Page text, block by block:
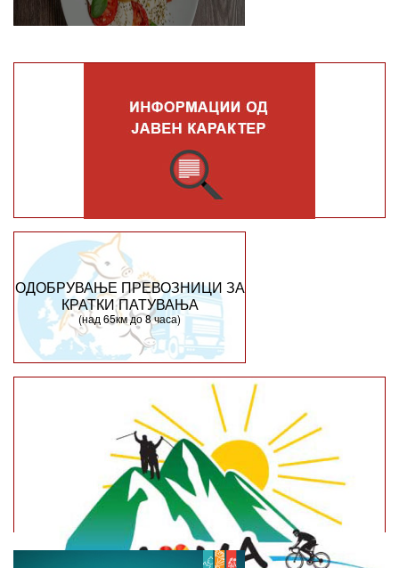
ОДОБРУВАЊЕ ПРЕВОЗНИЦИ ЗА
КРАТКИ ПАТУВАЊА
(над 65км до 8 часа)